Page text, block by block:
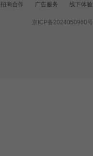
招商合作 广告服务 线下体
京ICP备2024050960